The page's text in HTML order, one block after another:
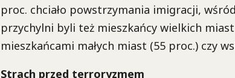
proc. chciało powstrzymania imigracji,
przychylni byli też mieszkańcy wielkich
mieszkańcami małych miast (55 proc.) czy
Strach przed terroryzmem